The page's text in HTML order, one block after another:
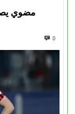
مضوي
0